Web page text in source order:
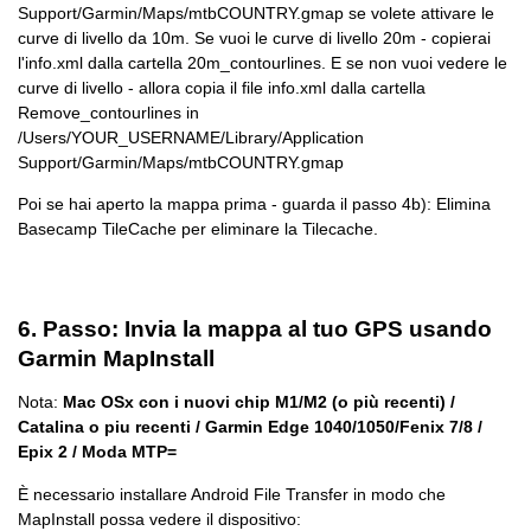
Support/Garmin/Maps/mtbCOUNTRY.gmap se volete attivare le
curve di livello da 10m. Se vuoi le curve di livello 20m - copierai
l'info.xml dalla cartella 20m_contourlines. E se non vuoi vedere le
curve di livello - allora copia il file info.xml dalla cartella
Remove_contourlines in
/Users/YOUR_USERNAME/Library/Application
Support/Garmin/Maps/mtbCOUNTRY.gmap
Poi se hai aperto la mappa prima - guarda il passo 4b): Elimina
Basecamp TileCache per eliminare la Tilecache.
6. Passo: Invia la mappa al tuo GPS usando
Garmin MapInstall
Nota: Mac OSx con i nuovi chip M1/M2 (o più recenti) /
Catalina o piu recenti / Garmin Edge 1040/1050/Fenix 7/8 /
Epix 2 / Moda MTP=
È necessario installare Android File Transfer in modo che
MapInstall possa vedere il dispositivo: